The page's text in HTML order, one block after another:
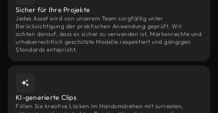
Sicher für Ihre Projekte
Jedes Asset wird von unserem Team sorgfältig unter
Berücksichtigung der praktischen Anwendung geprüft. Wir
achten darauf, dass es sicher zu verwenden ist, Markenrechte und
urheberrechtlich geschützte Modelle respektiert und gängigen
Standards entspricht.
KI-generierte Clips
Füllen Sie kreative Lücken im Handumdrehen mit surrealen,